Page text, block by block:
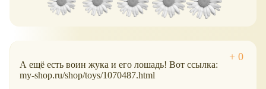
А ещё есть воин жука и его лошадь! Вот ссылка:
my-shop.ru/shop/toys/1070487.html